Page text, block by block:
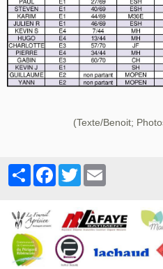
(Texte/Benoit;
PartagerFacebook
Twitter